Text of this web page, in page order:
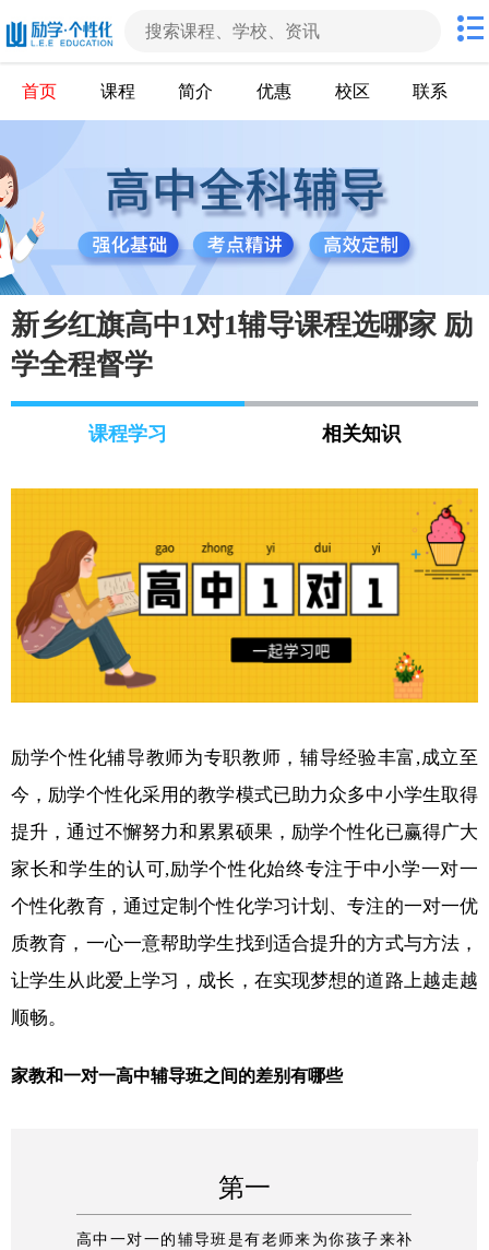
首页 课程 简介 优惠 校区 联系
新乡红旗高中1对1辅导课程选哪家 励
学全程督学
课程学习 相关知识
励学个性化辅导教师为专职教师，辅导经验丰富,成立至
今，励学个性化采用的教学模式已助力众多中小学生取得
提升，通过不懈努力和累累硕果，励学个性化已赢得广大
家长和学生的认可,励学个性化始终专注于中小学一对一
个性化教育，通过定制个性化学习计划、专注的一对一优
质教育，一心一意帮助学生找到适合提升的方式与方法，
让学生从此爱上学习，成长，在实现梦想的道路上越走越
顺畅。
家教和一对一高中辅导班之间的差别有哪些
第一
高中一对一的辅导班是有老师来为你孩子来补